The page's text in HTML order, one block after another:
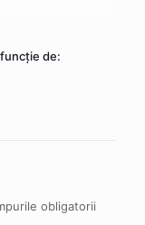
de:
obligatorii